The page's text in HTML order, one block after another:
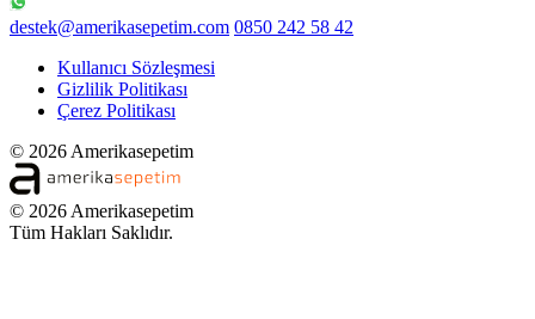
destek@amerikasepetim.com 0850 242 58 42
Kullanıcı Sözleşmesi
Gizlilik Politikası
Çerez Politikası
© 2026 Amerikasepetim
© 2026 Amerikasepetim
Tüm Hakları Saklıdır.